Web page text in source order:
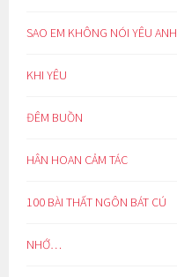
SAO EM KHÔNG NÓI YÊU ANH
KHI YÊU
ĐÊM BUỒN
HÂN HOAN CẢM TÁC
100 BÀI THẤT NGÔN BÁT CÚ
NHỚ…